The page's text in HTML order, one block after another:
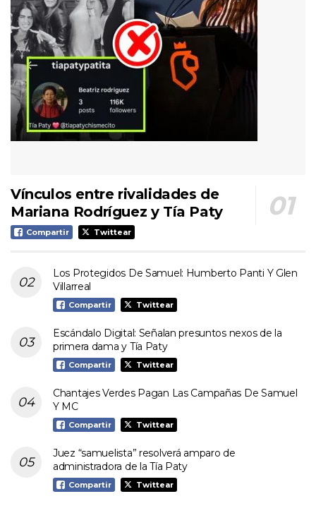
Vínculos entre rivalidades de
Mariana Rodríguez y Tía Paty
Compartir Twittear
Los Protegidos De Samuel: Humberto Panti Y Glen
Villarreal
Compartir Twittear
Escándalo Digital: Señalan presuntos nexos de la
primera dama y Tía Paty
Compartir Twittear
Chantajes Verdes Pagan Las Campañas De Samuel
Y MC
Compartir Twittear
Juez “samuelista” resolverá amparo de
administradora de la Tía Paty
Compartir Twittear